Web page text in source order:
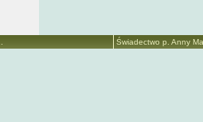
Świadectwo p. Anny